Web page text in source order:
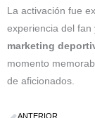
La activación fue
experiencia del fan
marketing
momento
de aficionados.
ANTERIOR